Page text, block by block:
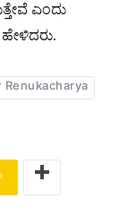
ಎಂದು
Renukacharya